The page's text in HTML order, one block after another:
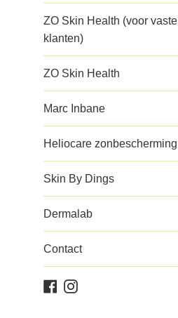
ZO Skin Health (voor vaste
klanten)
ZO Skin Health
Marc Inbane
Heliocare zonbescherming
Skin By Dings
Dermalab
Contact
Facebook
Instagram